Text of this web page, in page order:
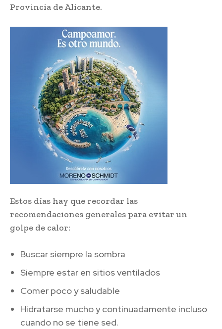
Provincia de Alicante.
Estos días hay que recordar las
recomendaciones generales para evitar un
golpe de calor:
Buscar siempre la sombra
Siempre estar en sitios ventilados
Comer poco y saludable
Hidratarse mucho y continuadamente incluso
cuando no se tiene sed.